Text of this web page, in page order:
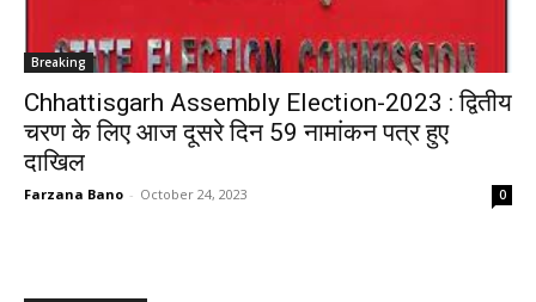
Breaking
Chhattisgarh Assembly Election-2023 : द्वितीय
चरण के लिए आज दूसरे दिन 59 नामांकन पत्र हुए
दाखिल
Farzana Bano - October 24, 2023 0